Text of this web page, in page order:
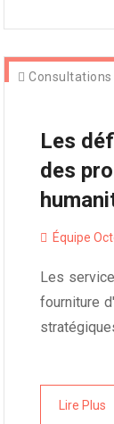
Consultations
Les
des
Équipe
Les
fourniture
Lire Plus